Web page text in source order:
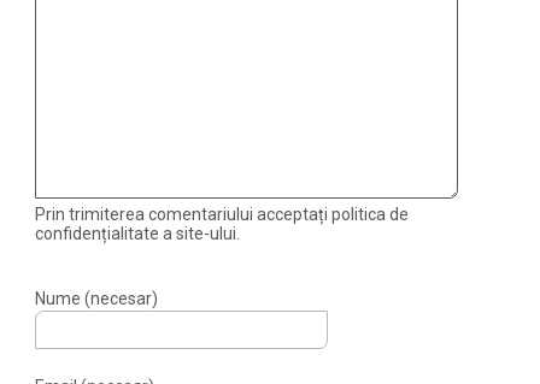
Prin trimiterea comentariului acceptați politica de
confidențialitate a site-ului.
Nume (necesar)